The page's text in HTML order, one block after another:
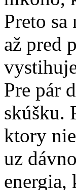
Preto
až pred
Pre pár
skúšku.
ktory
uz
energia,